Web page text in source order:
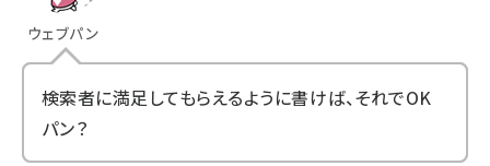
ウェブパン
検索者に満足してもらえるように書けば、それでOK
パン？